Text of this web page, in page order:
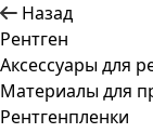
Назад
Рентген
Аксессуары для
Материалы для
Рентгенпленки